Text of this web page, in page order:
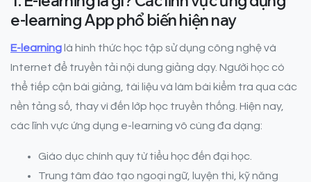
e-learning App phổ biến hiện nay
E-learning là hình thức học tập sử dụng công nghệ và
Internet để truyền tải nội dung giảng dạy. Người học có
thể tiếp cận bài giảng, tài liệu và làm bài kiểm tra qua các
nền tảng số, thay vì đến lớp học truyền thống. Hiện nay,
các lĩnh vực ứng dụng e-learning vô cùng đa dạng:
Giáo dục chính quy từ tiểu học đến đại học.
Trung tâm đào tạo ngoại ngữ, luyện thi, kỹ năng